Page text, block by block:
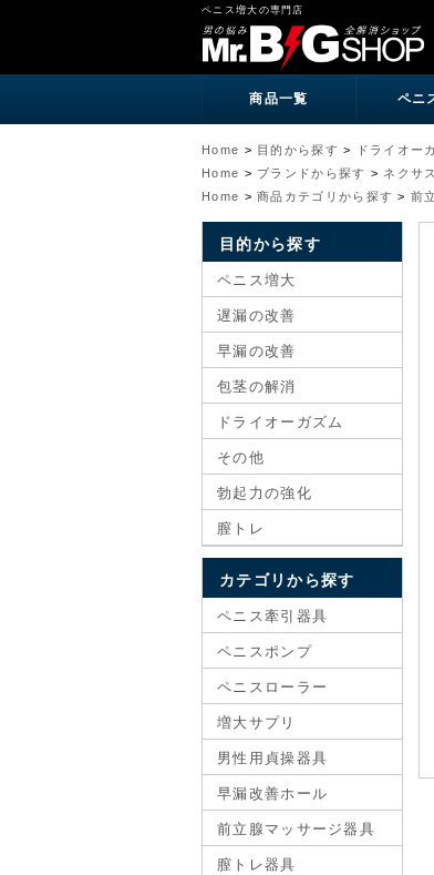
ペニス増大の専門店
商品一覧 ペニ
Home > 目的から探す > ドライオー
Home > ブランドから探す > ネクサス
Home >商品カテゴリから探す >前
目的から探す
ペニス増大
遅漏の改善
早漏の改善
包茎の解消
ドライオーガズム
その他
勃起力の強化
膣トレ
カテゴリから探す
ペニス牽引器具
ペニスポンプ
ペニスローラー
増大サプリ
男性用貞操器具
早漏改善ホール
前立腺マッサージ器具
膣トレ器具